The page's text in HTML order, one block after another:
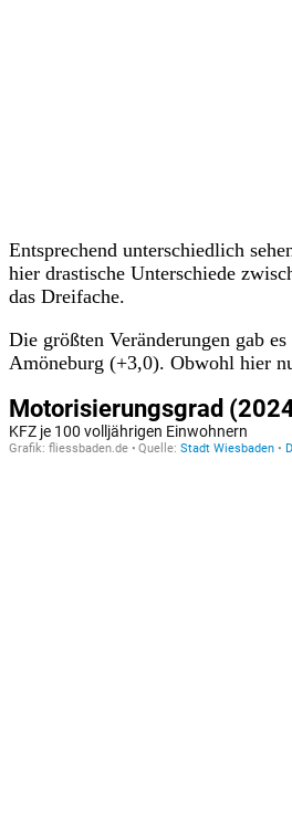
Entsprechend unterschiedlich
hier drastische Unterschiede
das Dreifache.
Die größten Veränderungen gab
Amöneburg (+3,0). Obwohl hier